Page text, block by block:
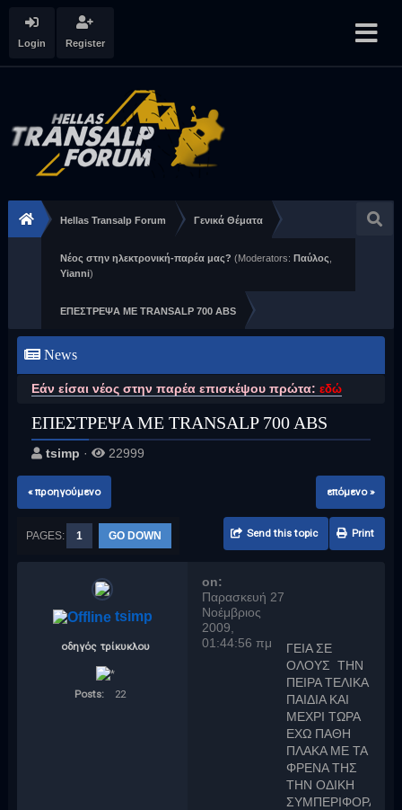
Login Register
Hellas Transalp Forum Γενικά Θέματα
Νέος στην ηλεκτρονική-παρέα μας? (Moderators:Παύλος
Yianni)
ΕΠΕΣΤΡΕΨΑ ΜΕ TRANSALP 700 ABS
News
Εάν είσαι νέος στην παρέα επισκέψου πρώτα: εδώ
ΕΠΕΣΤΡΕΨΑ ΜΕ TRANSALP 700 ABS
tsimp · 22999
« προηγούμενο επόμενο »
Send this topic Print
PAGES: 1 GO DOWN
tsimp
οδηγός τρίκυκλου
Posts: 22
on:
Παρασκευή 27
Νοέμβριος
2009,
01:44:56 πμ
ΓΕΙΑ ΣΕ
ΟΛΟΥΣ ΤΗΝ
ΠΕΙΡΑ ΤΕΛΙΚΑ
ΠΑΙΔΙΑ ΚΑΙ
ΜΕΧΡΙ ΤΩΡΑ
ΕΧΩ ΠΑΘΗ
ΠΛΑΚΑ ΜΕ ΤΑ
ΦΡΕΝΑ ΤΗΣ
ΤΗΝ ΟΔΙΚΗ
ΣΥΜΠΕΡΙΦΟΡΑ